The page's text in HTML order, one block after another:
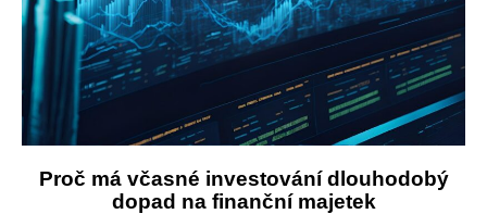
Proč má včasné investování dlouhodobý
dopad na finanční majetek